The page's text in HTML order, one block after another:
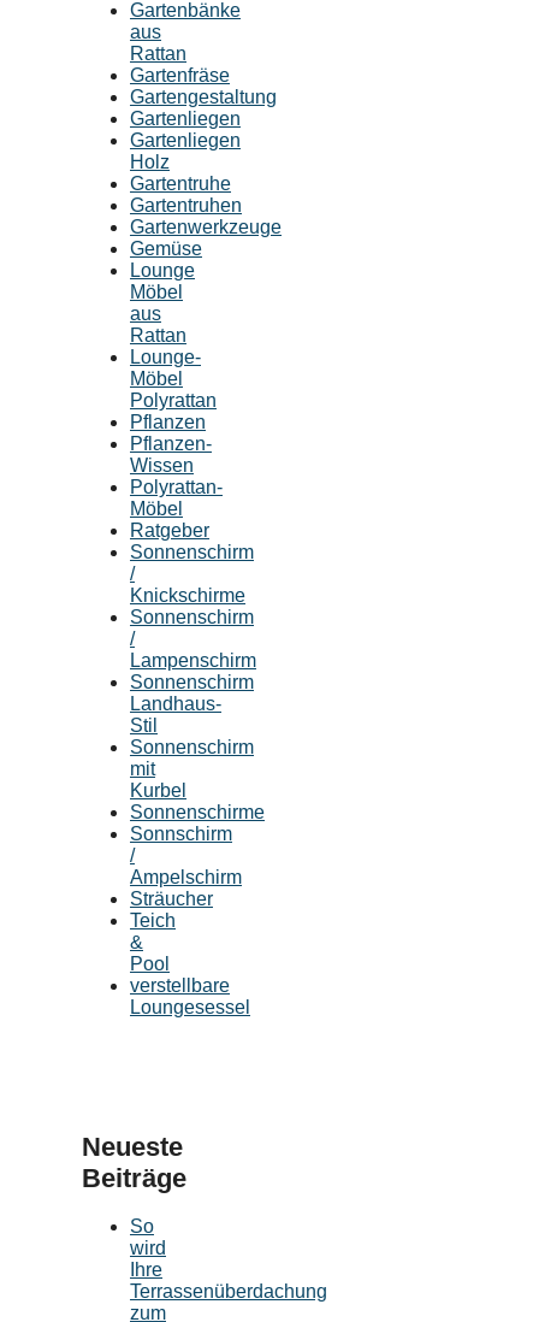
Gartenbänke
aus
Rattan
Gartenfräse
Gartengestaltung
Gartenliegen
Gartenliegen
Holz
Gartentruhe
Gartentruhen
Gartenwerkzeuge
Gemüse
Lounge
Möbel
aus
Rattan
Lounge-
Möbel
Polyrattan
Pflanzen
Pflanzen-
Wissen
Polyrattan-
Möbel
Ratgeber
Sonnenschirm
/
Knickschirme
Sonnenschirm
/
Lampenschirm
Sonnenschirm
Landhaus-
Stil
Sonnenschirm
mit
Kurbel
Sonnenschirme
Sonnschirm
/
Ampelschirm
Sträucher
Teich
&
Pool
verstellbare
Loungesessel
Neueste
Beiträge
So
wird
Ihre
Terrassenüberdachung
zum